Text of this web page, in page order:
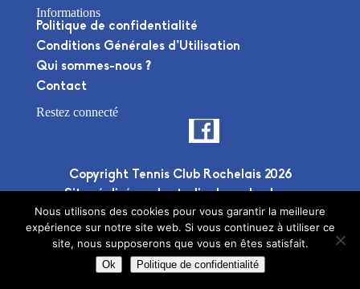
Informations
Politique de confidentialité
Conditions Générales d’Utilisation
Qui sommes-nous ?
Contact
Restez connecté
Copyright Tennis Club Rochelais 2026
Site réalisé par lestudio deuxplusdeux
Nous utilisons des cookies pour vous garantir la meilleure
expérience sur notre site web. Si vous continuez à utiliser ce
site, nous supposerons que vous en êtes satisfait.
Ok Politique de confidentialité